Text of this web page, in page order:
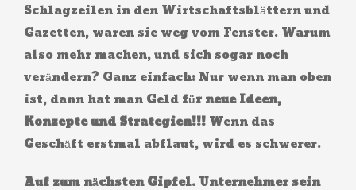
Schlagzeilen in den Wirtschaftsblättern und
Gazetten, waren sie weg vom Fenster. Warum
also mehr machen, und sich sogar noch
verändern? Ganz einfach: Nur wenn man oben
ist, dann hat man Geld für neue Ideen,
Konzepte und Strategien!!! Wenn das
Geschäft erstmal abflaut, wird es schwerer.
Auf zum nächsten Gipfel. Unternehmer sein